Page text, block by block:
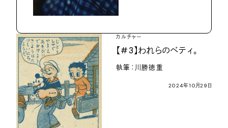
カルチャー
【#3】われらのベティ。
執筆：川勝徳重
2024年10月29日